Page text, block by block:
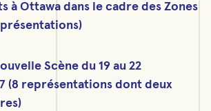
à Ottawa dans le cadre des Zones
Scène du 19 au 22
(8 représentations dont deux